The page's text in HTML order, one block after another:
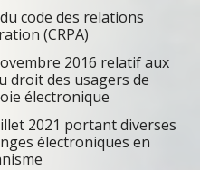
code des relations
(CRPA)
2016 relatif aux
droit des usagers de
électronique
2021 portant diverses
électroniques en